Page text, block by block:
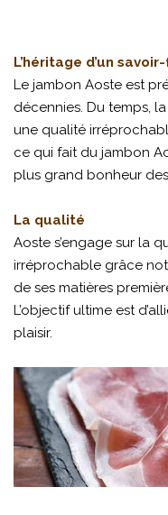
L’héritage d’un
Le jambon Aoste est
décennies. Du temps,
une qualité
ce qui fait du jambon
plus grand bonheur
La qualité
Aoste s’engage sur la
irréprochable grâce
de ses matières
L’objectif ultime est
plaisir.